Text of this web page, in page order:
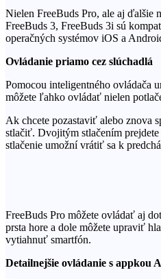
Nielen FreeBuds Pro, ale aj ďalšie
FreeBuds 3, FreeBuds 3i sú
operačných systémov iOS a
Ovládanie priamo cez slúchadlá
Pomocou inteligentného ovládača
môžete ľahko ovládať nielen
Ak chcete pozastaviť alebo znova
stlačiť. Dvojitým stlačením
stlačenie umožní vrátiť sa k
FreeBuds Pro môžete ovládať aj
prsta hore a dole môžete upraviť
vytiahnuť smartfón.
Detailnejšie ovládanie s appkou